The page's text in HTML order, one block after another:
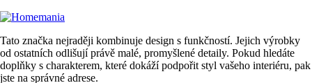
Tato značka nejraději kombinuje design s funkčností. Jejich výrobky
od ostatních odlišují právě malé, promyšlené detaily. Pokud hledáte
doplňky s charakterem, které dokáží podpořit styl vašeho interiéru, pak
jste na správné adrese.